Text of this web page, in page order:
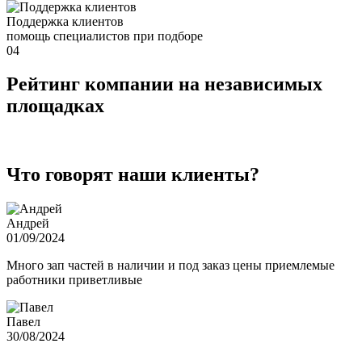
Поддержка клиентов
помощь специалистов при подборе
04
Рейтинг компании на независимых
площадках
Что говорят наши клиенты?
Андрей
01/09/2024
Много зап частей в наличии и под заказ цены приемлемые
работники приветливые
Павел
30/08/2024